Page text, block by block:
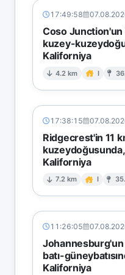
17:49:58
Coso Junction'un
kuzey-
Kaliforniya
4.2 km I
17:38:15
Ridgecrest'in 11
kuzeydoğusunda,
Kaliforniya
7.2 km I
11:26:05
Johannesburg'un
batı-
Kaliforniya